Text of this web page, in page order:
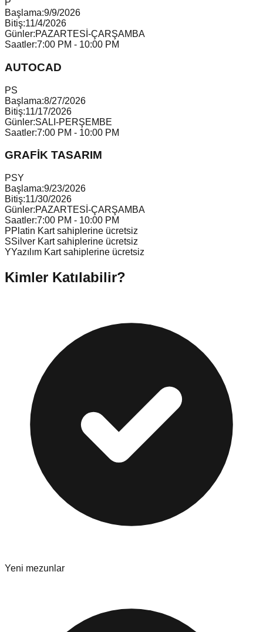
P
Başlama:9/9/2026
Bitiş:11/4/2026
Günler:PAZARTESİ-ÇARŞAMBA
Saatler:7:00 PM - 10:00 PM
AUTOCAD
PS
Başlama:8/27/2026
Bitiş:11/17/2026
Günler:SALI-PERŞEMBE
Saatler:7:00 PM - 10:00 PM
GRAFİK TASARIM
PSY
Başlama:9/23/2026
Bitiş:11/30/2026
Günler:PAZARTESİ-ÇARŞAMBA
Saatler:7:00 PM - 10:00 PM
PPlatin Kart sahiplerine ücretsiz
SSilver Kart sahiplerine ücretsiz
YYazılım Kart sahiplerine ücretsiz
Kimler Katılabilir?
Yeni mezunlar